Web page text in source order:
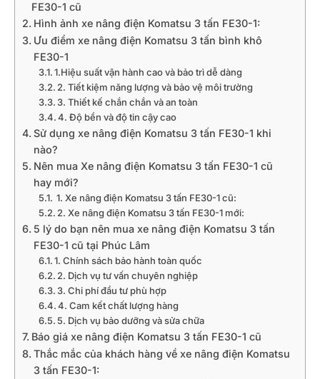
FE30-1 cũ
Hình ảnh xe nâng điện Komatsu 3 tấn FE30-1:
Ưu điểm xe nâng điện Komatsu 3 tấn bình khô
FE30-1
1.Hiệu suất vận hành cao và bảo trì dễ dàng
2. Tiết kiệm năng lượng và bảo vệ môi trường
3. Thiết kế chắn chắn và an toàn
4. Độ bền và độ tin cậy cao
Sử dụng xe nâng điện Komatsu 3 tấn FE30-1 khi
nào?
Nên mua Xe nâng điện Komatsu 3 tấn FE30-1 cũ
hay mới?
1. Xe nâng điện Komatsu 3 tấn FE30-1 cũ:
2. Xe nâng điện Komatsu 3 tấn FE30-1 mới:
5 lý do bạn nên mua xe nâng điện Komatsu 3 tấn
FE30-1 cũ tại Phúc Lâm
1. Chính sách bảo hành toàn quốc
2. Dịch vụ tư vấn chuyên nghiệp
3. Chi phí đầu tư phù hợp
4. Cam kết chất lượng hàng
5. Dịch vụ bảo dưỡng và sửa chữa
Báo giá xe nâng điện Komatsu 3 tấn FE30-1 cũ
Thắc mắc của khách hàng về xe nâng điện Komatsu
3 tấn FE30-1: